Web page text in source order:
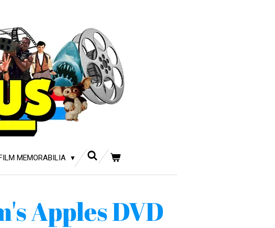
MEMORABILIA
Apples DVD